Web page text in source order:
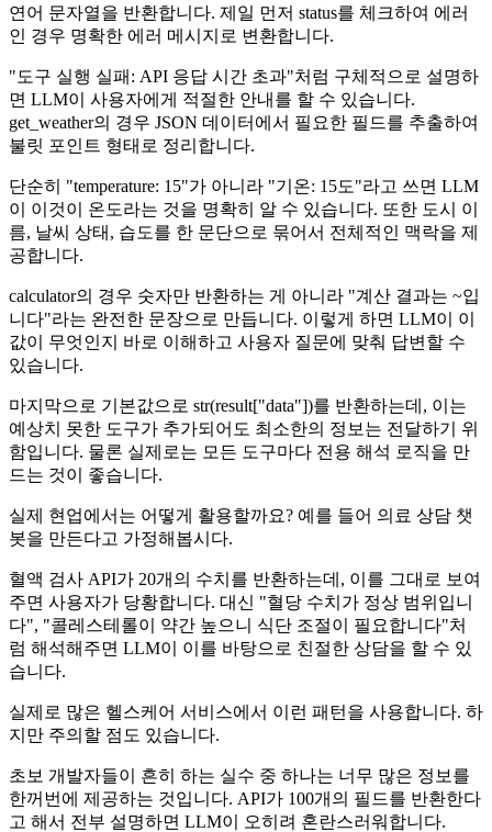
연어 문자열을 반환합니다. 제일 먼저 status를 체크하여 에러
인 경우 명확한 에러 메시지로 변환합니다.
"도구 실행 실패: API 응답 시간 초과"처럼 구체적으로 설명하
면 LLM이 사용자에게 적절한 안내를 할 수 있습니다.
get_weather의 경우 JSON 데이터에서 필요한 필드를 추출하여
불릿 포인트 형태로 정리합니다.
단순히 "temperature: 15"가 아니라 "기온: 15도"라고 쓰면 LLM
이 이것이 온도라는 것을 명확히 알 수 있습니다. 또한 도시 이
름, 날씨 상태, 습도를 한 문단으로 묶어서 전체적인 맥락을 제
공합니다.
calculator의 경우 숫자만 반환하는 게 아니라 "계산 결과는 ~입
니다"라는 완전한 문장으로 만듭니다. 이렇게 하면 LLM이 이
값이 무엇인지 바로 이해하고 사용자 질문에 맞춰 답변할 수
있습니다.
마지막으로 기본값으로 str(result["data"])를 반환하는데, 이는
예상치 못한 도구가 추가되어도 최소한의 정보는 전달하기 위
함입니다. 물론 실제로는 모든 도구마다 전용 해석 로직을 만
드는 것이 좋습니다.
실제 현업에서는 어떻게 활용할까요? 예를 들어 의료 상담 챗
봇을 만든다고 가정해봅시다.
혈액 검사 API가 20개의 수치를 반환하는데, 이를 그대로 보여
주면 사용자가 당황합니다. 대신 "혈당 수치가 정상 범위입니
다", "콜레스테롤이 약간 높으니 식단 조절이 필요합니다"처
럼 해석해주면 LLM이 이를 바탕으로 친절한 상담을 할 수 있
습니다.
실제로 많은 헬스케어 서비스에서 이런 패턴을 사용합니다. 하
지만 주의할 점도 있습니다.
초보 개발자들이 흔히 하는 실수 중 하나는 너무 많은 정보를
한꺼번에 제공하는 것입니다. API가 100개의 필드를 반환한다
고 해서 전부 설명하면 LLM이 오히려 혼란스러워합니다.